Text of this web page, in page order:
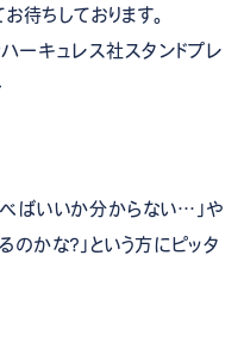
待ちしております。
キュレス社スタンドプレ
ばいいか分からない…」や
かな？」という方にピッタ